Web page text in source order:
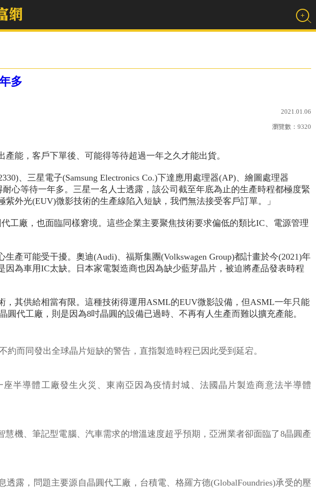
多
2021.01.06
瀏覽數： 9320
能，客戶下單後、可能得等待超過一年之久才能出貨。
、三星電子(Samsung Electronics Co.)下達應用處理器(AP)、繪圖處理器
心等待一年多。三星一名人士透露，該公司截至年底為止的生產時程都極度緊
外光(EUV)微影技術的生產線陷入短缺，我們無法接受客戶訂單。」
工廠，也面臨同樣窘境。這些企業主要聚焦技術要求偏低的類比IC、電源管理
產可能受干擾。奧迪(Audi)、福斯集團(Volkswagen Group)都計畫於今(2021)年
因為車用IC太缺。日本家電製造商也因為缺少藍芽晶片，被迫將產品發表時程
其供給相當有限。這種技術得運用ASML的EUV微影設備，但ASML一年只能
代工廠，則是因為8吋晶圓的設備已過時、不再有人生產而難以擴充產能。
而同發出全球晶片短缺的警告，直指製造時程已因此受到延宕。
座半導體工廠發生火災、東南亞因為疫情封城、法國晶片製造商意法半導體
機、筆記型電腦、汽車需求的增溫速度超乎預期，亞洲業者卻面臨了8晶圓產
露，問題主要源自晶圓代工廠，台積電、格羅方德(GlobalFoundries)承受的壓